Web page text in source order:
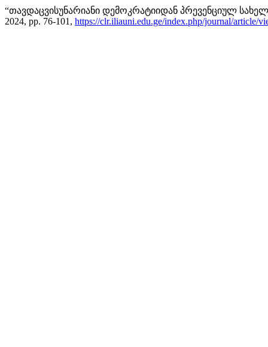
“თავდაცვისუნარიანი დემოკრატიიდან პრევენციულ
2024, pp. 76-101, https://clr.iliauni.edu.ge/index.php/journal/article/